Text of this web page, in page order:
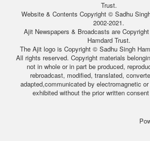
Trust.
Website & Contents Copyright © Sadhu
2002-2021.
Ajit Newspapers & Broadcasts are
Hamdard Trust.
The Ajit logo is Copyright © Sadhu Singh
All rights reserved. Copyright materials
not in whole or in part be produced,
rebroadcast, modified, translated,
adapted,communicated by electromagnetic
exhibited without the prior written